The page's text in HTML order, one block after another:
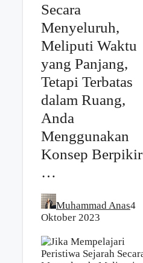
Secara
Menyeluruh,
Meliputi Waktu
yang Panjang,
Tetapi Terbatas
dalam Ruang,
Anda
Menggunakan
Konsep Berpikir
…
Muhammad Anas4
Oktober 2023